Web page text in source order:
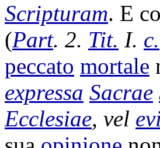
Scripturam. E
(Part. 2. Tit. I. c.
peccato mortale
expressa Sacrae
Ecclesiae, vel